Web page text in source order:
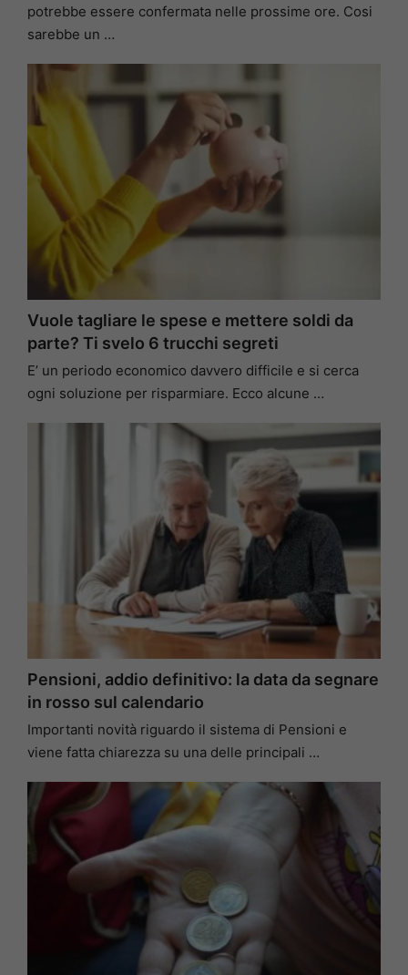
potrebbe essere confermata nelle prossime ore. Cosi
sarebbe un …
Vuole tagliare le spese e mettere soldi da
parte? Ti svelo 6 trucchi segreti
E’ un periodo economico davvero difficile e si cerca
ogni soluzione per risparmiare. Ecco alcune …
Pensioni, addio definitivo: la data da segnare
in rosso sul calendario
Importanti novità riguardo il sistema di Pensioni e
viene fatta chiarezza su una delle principali …